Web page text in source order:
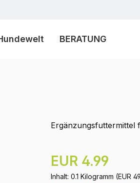
BERATUNG
Ergänzungsfuttermittel
Regulärer Preis:
EUR 4.99
Inhalt: 0.1 Kilogramm (EUR